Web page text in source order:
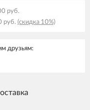
руб.
руб. (скидка 10%)
друзьям: